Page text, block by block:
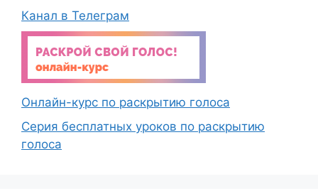
Канал в Телеграм
Онлайн-курс по раскрытию голоса
Серия бесплатных уроков по раскрытию
голоса